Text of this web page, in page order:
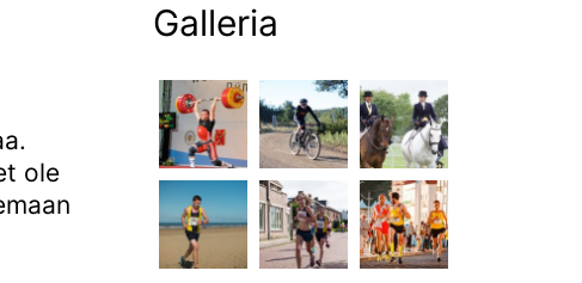
ole
Galleria